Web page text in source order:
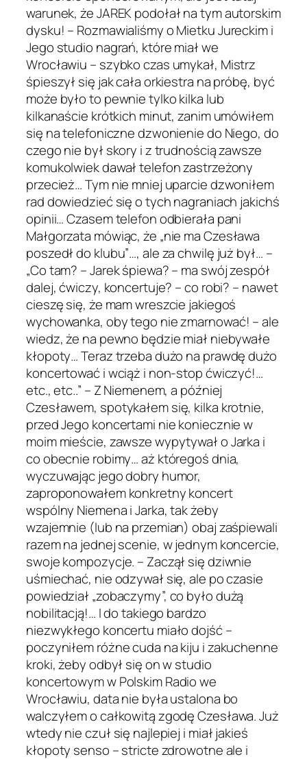
warunek, że JAREK podołał na tym autorskim
dysku! – Rozmawialiśmy o Mietku Jureckim i
Jego studio nagrań, które miał we
Wrocławiu – szybko czas umykał, Mistrz
śpieszył się jak cała orkiestra na próbę, być
może było to pewnie tylko kilka lub
kilkanaście krótkich minut, zanim umówiłem
się na telefoniczne dzwonienie do Niego, do
czego nie był skory i z trudnością zawsze
komukolwiek dawał telefon zastrzeżony
przecież… Tym nie mniej uparcie dzwoniłem
rad dowiedzieć się o tych nagraniach jakichś
opinii… Czasem telefon odbierała pani
Małgorzata mówiąc, że „nie ma Czesława
poszedł do klubu”…, ale za chwilę już był… –
„Co tam? – Jarek śpiewa? – ma swój zespół
dalej, ćwiczy, koncertuje? – co robi? – nawet
cieszę się, że mam wreszcie jakiegoś
wychowanka, oby tego nie zmarnować! – ale
wiedz, że na pewno będzie miał niebywałe
kłopoty… Teraz trzeba dużo na prawdę dużo
koncertować i wciąż i non-stop ćwiczyć!…
etc., etc..” – Z Niemenem, a później
Czesławem, spotykałem się, kilka krotnie,
przed Jego koncertami nie koniecznie w
moim mieście, zawsze wypytywał o Jarka i
co obecnie robimy… aż któregoś dnia,
wyczuwając jego dobry humor,
zaproponowałem konkretny koncert
wspólny Niemena i Jarka, tak żeby
wzajemnie (lub na przemian) obaj zaśpiewali
razem na jednej scenie, w jednym koncercie,
swoje kompozycje. – Zaczął się dziwnie
uśmiechać, nie odzywał się, ale po czasie
powiedział „zobaczymy”, co było dużą
nobilitacją!… I do takiego bardzo
niezwykłego koncertu miało dojść –
poczyniłem różne cuda na kiju i zakuchenne
kroki, żeby odbył się on w studio
koncertowym w Polskim Radio we
Wrocławiu, data nie była ustalona bo
walczyłem o całkowitą zgodę Czesława. Już
wtedy nie czuł się najlepiej i miał jakieś
kłopoty senso – stricte zdrowotne ale i